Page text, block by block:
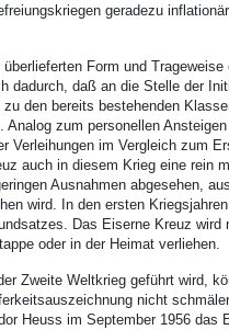
geradezu
Form und
dadurch, daß an die Stelle der
den bereits bestehenden
zum personellen
Verleihungen im Vergleich zum
auch in diesem Krieg eine rein
Ausnahmen abgesehen,
wird. In den ersten
Das Eiserne Kreuz wird
oder in der Heimat verliehen.
Zweite Weltkrieg geführt wird,
nicht
Heuss im September 1956 das